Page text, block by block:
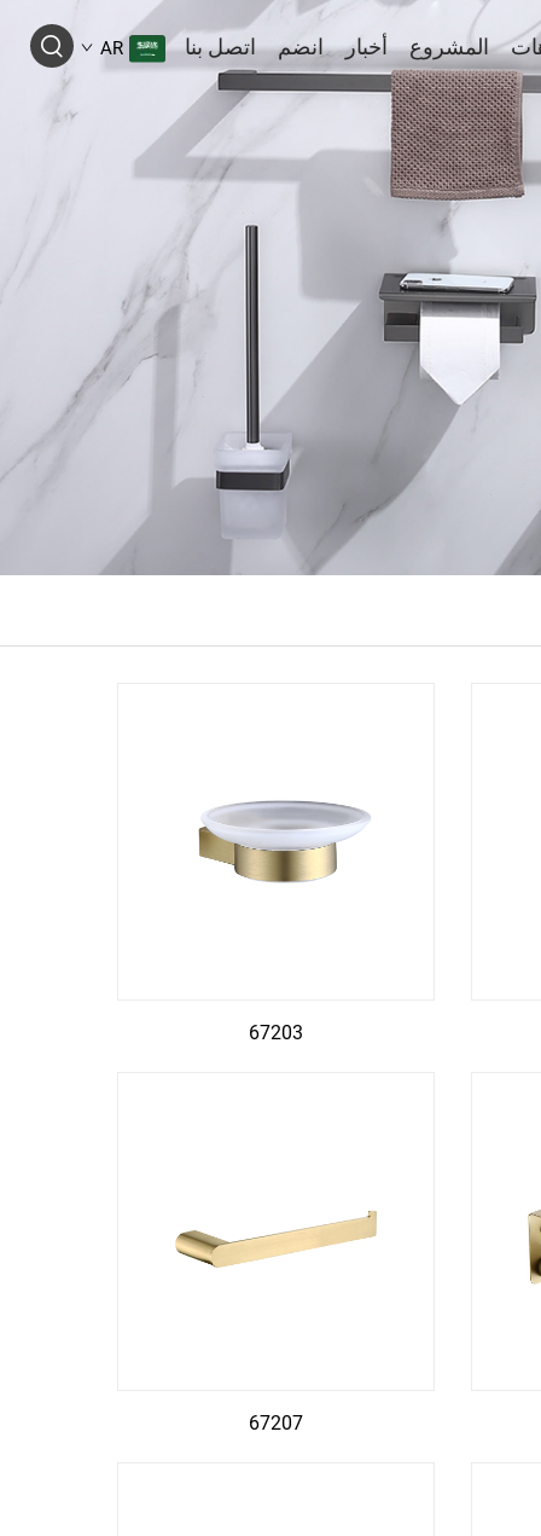
المشروع أخبار انضم اتصل بنا AR
67203
67207